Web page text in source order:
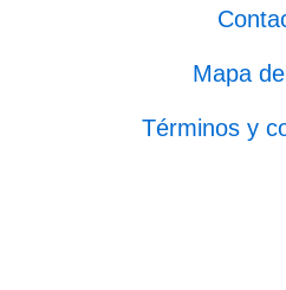
Mapa
Términos y